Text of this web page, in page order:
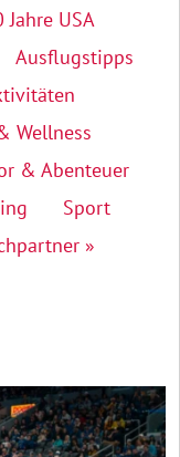
Jahre USA
Ausflugstipps
Wellness
& Abenteuer
Sport
»